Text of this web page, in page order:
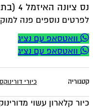
נס ציונה האיזמל 4 (בתיאום מראש) ללא עלות
לפרטים נוספים פנה
וואטסאפ עם נציג
וואטסאפ עם נציג
קטגוריה כיורי
כיור קלארון עשוי